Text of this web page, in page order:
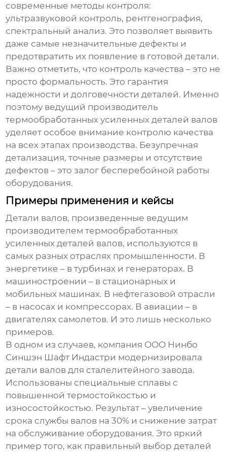
современные методы контроля:
ультразвуковой контроль, рентгенография,
спектральный анализ. Это позволяет выявить
даже самые незначительные дефекты и
предотвратить их появление в готовой детали.
Важно отметить, что контроль качества – это не
просто формальность. Это гарантия
надежности и долговечности деталей. Именно
поэтому ведущий производитель
термообработанных усиленных деталей валов
уделяет особое внимание контролю качества
на всех этапах производства. Безупречная
детализация, точные размеры и отсутствие
дефектов – это залог бесперебойной работы
оборудования.
Примеры применения и кейсы
Детали валов, произведенные ведущим
производителем термообработанных
усиленных деталей валов, используются в
самых разных отраслях промышленности. В
энергетике – в турбинах и генераторах. В
машиностроении – в стационарных и
мобильных машинах. В нефтегазовой отрасли
– в насосах и компрессорах. В авиации – в
двигателях самолетов. И это лишь несколько
примеров.
В одном из случаев, компания ООО Нинбо
Синшэн Шафт Индастри модернизировала
детали валов для сталелитейного завода.
Использованы специальные сплавы с
повышенной термостойкостью и
износостойкостью. Результат – увеличение
срока службы валов на 30% и снижение затрат
на обслуживание оборудования. Это яркий
пример того, как правильный выбор деталей